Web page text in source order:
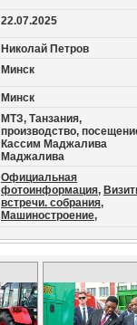
22.07.2025
Николай Петров
Минск
Минск
МТЗ, Танзания,
производство,
Кассим Маджалива
Маджалива
Официальная
фотоинформация,
встречи. собрания,
Машиностроение,